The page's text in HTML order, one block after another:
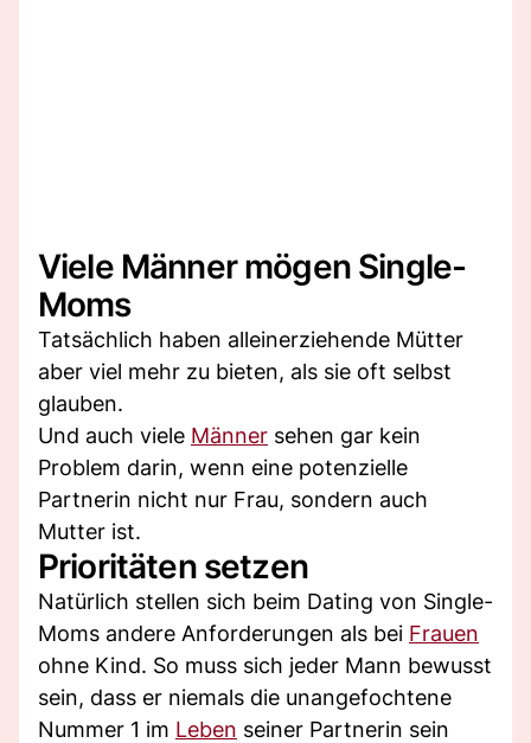
Viele Männer mögen Single-
Moms
Tatsächlich haben alleinerziehende Mütter
aber viel mehr zu bieten, als sie oft selbst
glauben.
Und auch viele Männer sehen gar kein
Problem darin, wenn eine potenzielle
Partnerin nicht nur Frau, sondern auch
Mutter ist.
Prioritäten setzen
Natürlich stellen sich beim Dating von Single-
Moms andere Anforderungen als bei Frauen
ohne Kind. So muss sich jeder Mann bewusst
sein, dass er niemals die unangefochtene
Nummer 1 im Leben seiner Partnerin sein